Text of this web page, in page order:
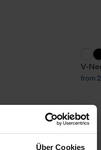
Über Cookies
V-
from